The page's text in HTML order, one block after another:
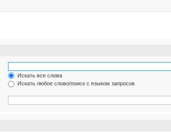
Искать все слова
Искать любое слово/поиск с языком запросов